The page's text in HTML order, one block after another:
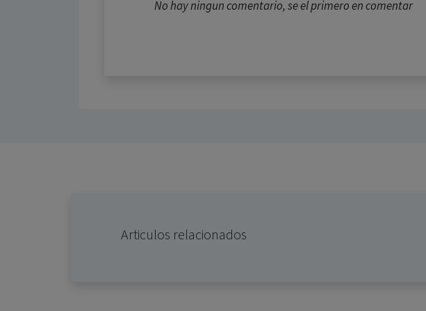
No hay ningun comentario, se el primero en comentar
Articulos relacionados